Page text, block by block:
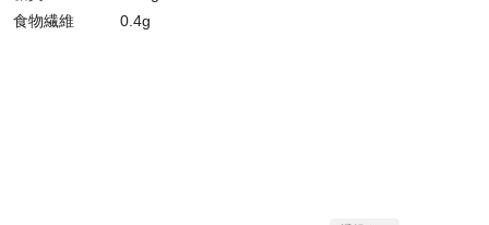
食物繊維 0.4g